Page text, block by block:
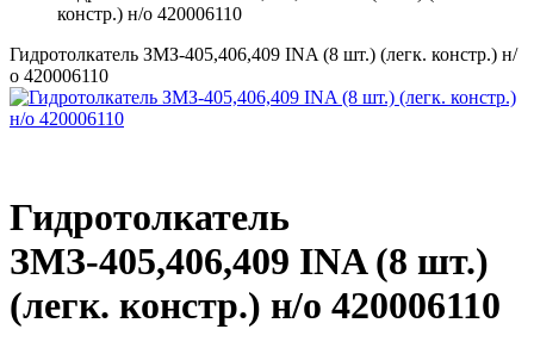
констр.) н/о 420006110
Гидротолкатель ЗМЗ-405,406,409 INA (8 шт.) (легк. констр.) н/
о 420006110
Гидротолкатель
ЗМЗ-405,406,409 INA (8 шт.)
(легк. констр.) н/о 420006110